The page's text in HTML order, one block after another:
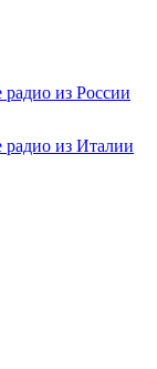
радио из России
радио из Италии